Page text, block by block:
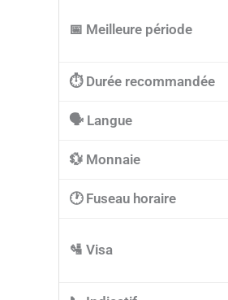
📅 Meilleure période
⏱️ Durée recommandée
🗣️ Langue
💱 Monnaie
🕐 Fuseau horaire
🛂 Visa